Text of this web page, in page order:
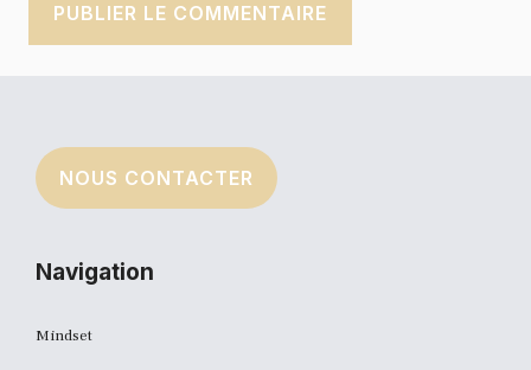
NOUS CONTACTER
Navigation
Mindset